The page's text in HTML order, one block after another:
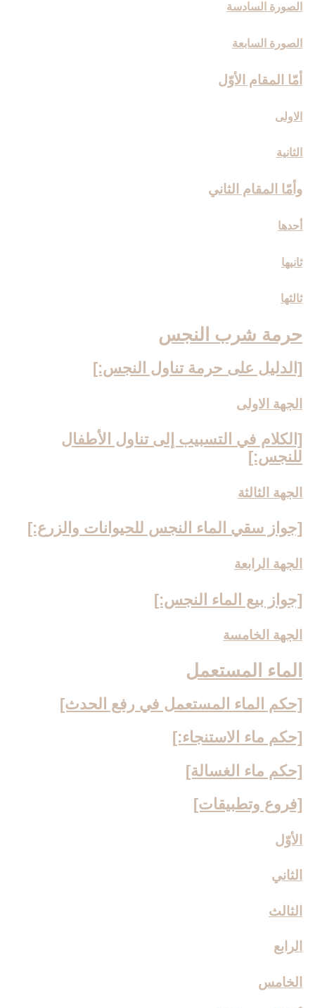
الصورة السادسة
الصورة السابعة
أمّا المقام الأوّل‏
الاولى
الثانية
وأمّا المقام الثاني‏
أحدها
ثانيها
ثالثها
حرمة شرب النجس‏
[الدليل على حرمة تناول النجس:]
الجهة الاولى
[الكلام في التسبيب إلى تناول الأطفال
للنجس:]
الجهة الثالثة
[جواز سقي الماء النجس للحيوانات والزرع:]
الجهة الرابعة
[جواز بيع الماء النجس:]
الجهة الخامسة
الماء المستعمل‏
[حكم الماء المستعمل في رفع الحدث‏]
[حكم ماء الاستنجاء:]
[حكم ماء الغسالة]
[فروع وتطبيقات‏]
الأوّل
الثاني
الثالث
الرابع
الخامس